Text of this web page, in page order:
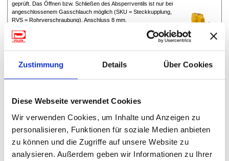
Zustimmung Details Über Cookies
Diese Webseite verwendet Cookies
Wir verwenden Cookies, um Inhalte und Anzeigen zu
personalisieren, Funktionen für soziale Medien anbieten
zu können und die Zugriffe auf unsere Website zu
analysieren. Außerdem geben wir Informationen zu Ihrer
geprüft. Das Öffnen bzw. Schließen des Absperrventils ist nur bei
angeschlossenem Gasschlauch möglich (SKU = Steckkupplung,
RVS = Rohrverschraubung). Anschluss 8 mm.
Material: Messing
max. Druck PS: 5 bar
Maße (L x B x H): 12,1 × 11,8 × 4,6 cm
Regulierventil 90° PS 4 bar SB-verpackt
Zur stufenlosen Regulierung der Gaszufuhr für Grills, Strahler,
Kocher usw. Zum Anschluss an den Reglerausgang. G 1/4
Linksgewinde-Überwurfmutter x G 1/4 Linksgewinde-Innenkonus.